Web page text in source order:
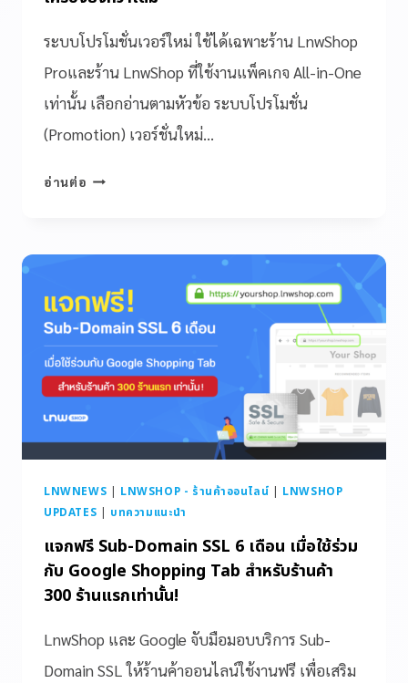
ระบบโปรโมชั่นเวอร์ใหม่ ใช้ได้เฉพาะร้าน LnwShop
Proและร้าน LnwShop ที่ใช้งานแพ็คเกจ All-in-One
เท่านั้น เลือกอ่านตามหัวข้อ ระบบโปรโมชั่น
(Promotion) เวอร์ชั่นใหม่…
อ่านต่อ
LNWNEWS | LNWSHOP - ร้านค้าออนไลน์ | LNWSHOP
UPDATES | บทความแนะนำ
แจกฟรี Sub-Domain SSL 6 เดือน เมื่อใช้ร่วม
กับ Google Shopping Tab สำหรับร้านค้า
300 ร้านแรกเท่านั้น!
LnwShop และ Google จับมือมอบบริการ Sub-
Domain SSL ให้ร้านค้าออนไลน์ใช้งานฟรี เพื่อเสริม